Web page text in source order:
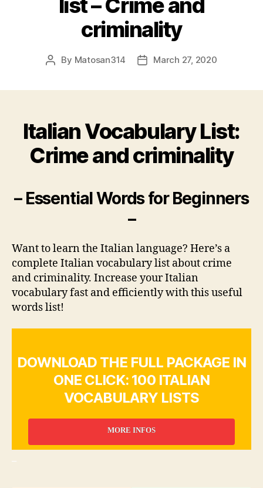
list – Crime and
criminality
Post
By Matosan314
PostMarch 27, 2020
Italian Vocabulary List:
Crime and criminality
– Essential Words for Beginners
–
Want to learn the Italian language? Here’s a
complete Italian vocabulary list about crime
and criminality. Increase your Italian
vocabulary fast and efficiently with this useful
words list!
DOWNLOAD THE FULL PACKAGE IN
ONE CLICK: 100 ITALIAN
VOCABULARY LISTS
MORE INFOS